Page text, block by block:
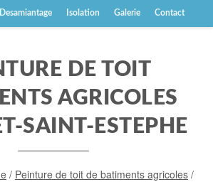
Desamiantage Isolation Galerie Contact
DE TOIT
AGRICOLES
SAINT-ESTEPHE
/ Peinture de toit de batiments agricoles /